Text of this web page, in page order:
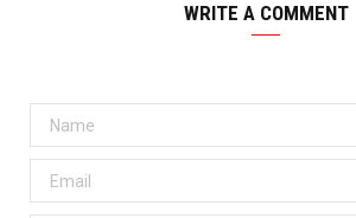
WRITE A COMMENT